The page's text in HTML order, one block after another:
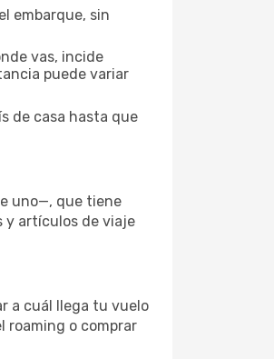
embarque, sin
vas, incide
puede variar
de casa hasta que
uno—, que tiene
y artículos de viaje
a cuál llega tu vuelo
roaming o comprar